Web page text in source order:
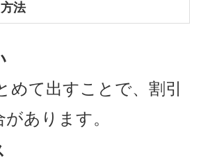
法
めて出すことで、割引
あります。